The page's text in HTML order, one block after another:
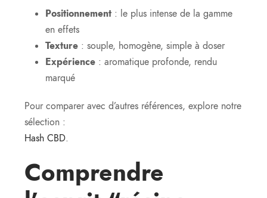
Positionnement : le plus intense de la gamme
en effets
Texture : souple, homogène, simple à doser
Expérience : aromatique profonde, rendu
marqué
Pour comparer avec d’autres références, explore notre
sélection :
Hash CBD.
Comprendre